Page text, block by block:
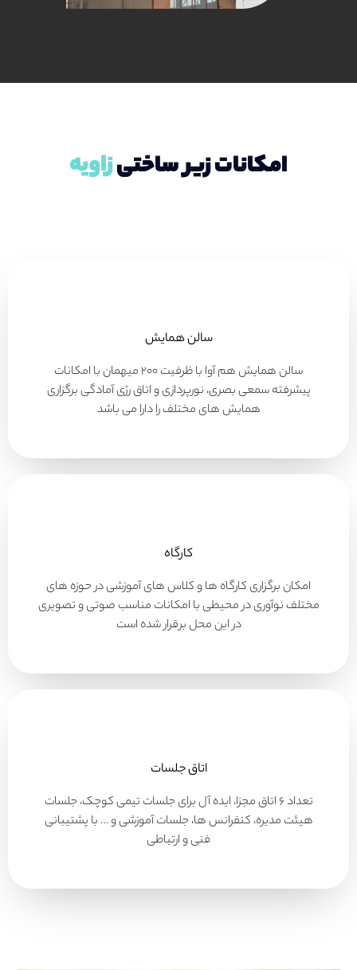
امکانات زیر ساختیزاویه
سالن همایش
سالن همایش هم آوا با ظرفیت ۲۰۰ میهمان با امکانات
پیشرفته سمعی بصری، نورپردازی و اتاق رژی آمادگی برگزاری
همایش های مختلف را دارا می باشد
کارگاه
امکان برگزاری کارگاه ها و کلاس های آموزشی در حوزه های
مختلف نوآوری در محیطی با امکانات مناسب صوتی و تصویری
در این محل برقرار شده است
اتاق جلسات
تعداد ۶ اتاق مجزا، ایده آل برای جلسات تیمی کوچک، جلسات
هیئت مدیره، کنفرانس ها، جلسات آموزشی و … با پشتیبانی
فنی و ارتباطی